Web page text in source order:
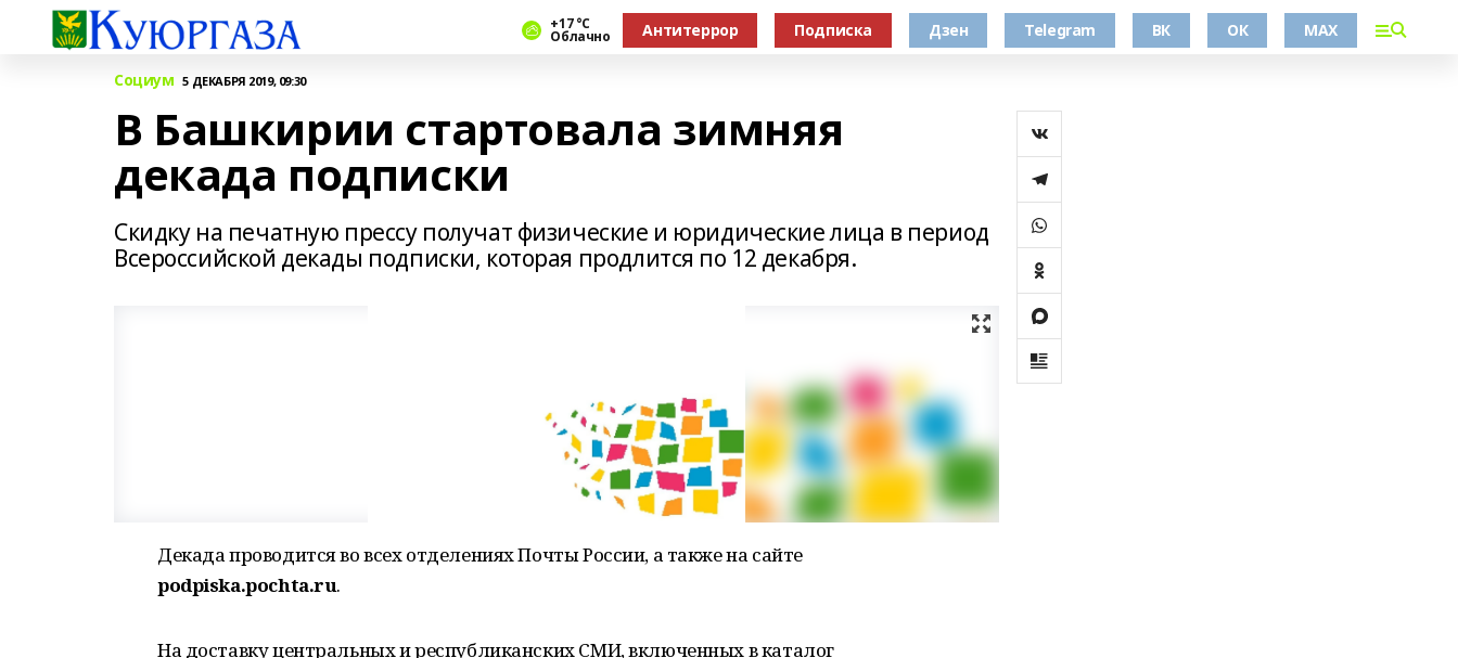
+17 °С
Облачно Антитеррор Подписка Дзен Telegram ВК ОК MAX
Социум 5 ДЕКАБРЯ 2019, 09:30
В Башкирии стартовала зимняя
декада подписки
Скидку на печатную прессу получат физические и юридические лица в период
Всероссийской декады подписки, которая продлится по 12 декабря.
Декада проводится во всех отделениях Почты России, а также на сайте
podpiska.pochta.ru.
На доставку центральных и республиканских СМИ, включенных в каталог